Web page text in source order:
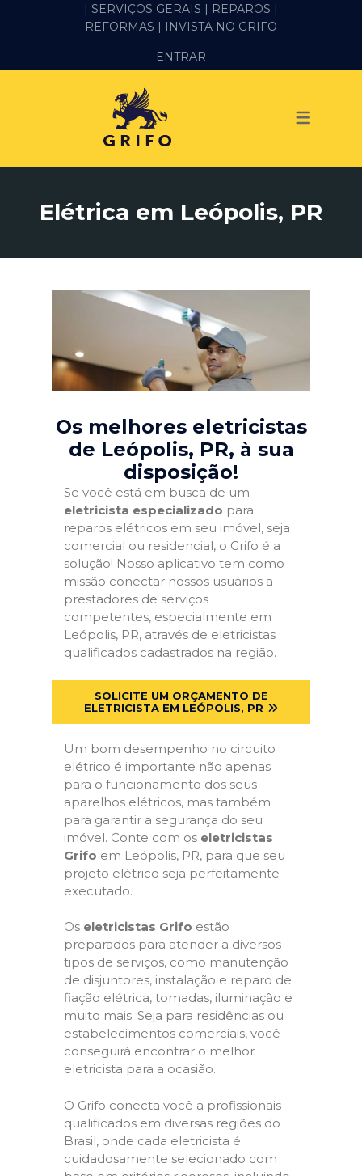
ALVENARIA E PEDREIRO
IMPERMEABILIZAÇÃO
REFORMA
| SERVIÇOS GERAIS | REPAROS |
REFORMAS | INVISTA NO GRIFO
ENTRAR
Elétrica em Leópolis, PR
Os melhores eletricistas
de Leópolis, PR, à sua
disposição!
Se você está em busca de um
eletricista especializado para
reparos elétricos em seu imóvel, seja
comercial ou residencial, o Grifo é a
solução! Nosso aplicativo tem como
missão conectar nossos usuários a
prestadores de serviços
competentes, especialmente em
Leópolis, PR, através de eletricistas
qualificados cadastrados na região.
SOLICITE UM ORÇAMENTO DE
ELETRICISTA EM LEÓPOLIS, PR
Um bom desempenho no circuito
elétrico é importante não apenas
para o funcionamento dos seus
aparelhos elétricos, mas também
para garantir a segurança do seu
imóvel. Conte com os eletricistas
Grifo em Leópolis, PR, para que seu
projeto elétrico seja perfeitamente
executado.
Os eletricistas Grifo estão
preparados para atender a diversos
tipos de serviços, como manutenção
de disjuntores, instalação e reparo de
fiação elétrica, tomadas, iluminação e
muito mais. Seja para residências ou
estabelecimentos comerciais, você
conseguirá encontrar o melhor
eletricista para a ocasião.
O Grifo conecta você a profissionais
qualificados em diversas regiões do
Brasil, onde cada eletricista é
cuidadosamente selecionado com